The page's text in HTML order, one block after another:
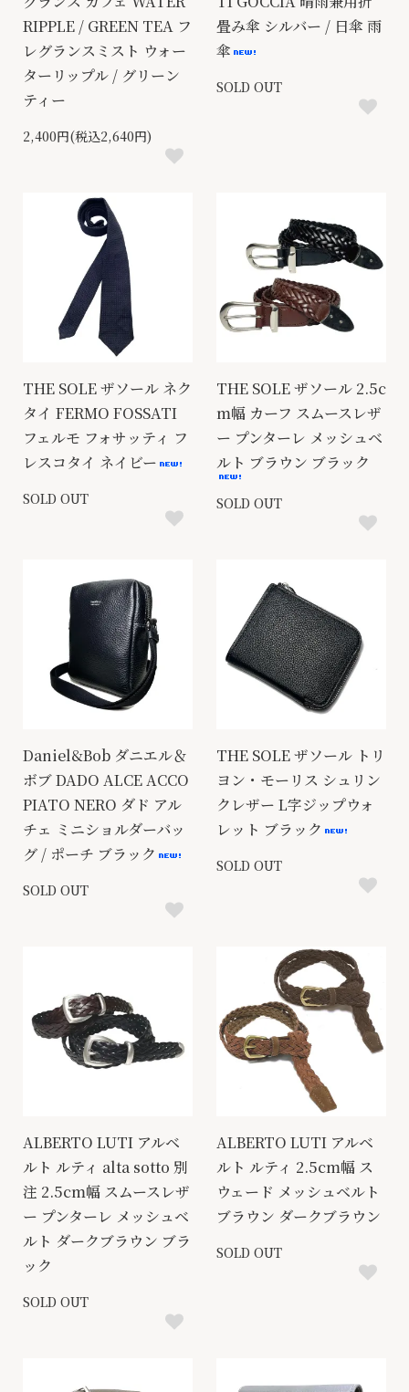
RIPPLE / GREEN TEA フ
レグランスミスト ウォー
ターリップル / グリーン
ティー
2,400円(税込2,640円)
畳み傘 シルバー / 日傘 雨
傘
SOLD OUT
THE SOLE ザソール ネク
タイ FERMO FOSSATI
フェルモ フォサッティ フ
レスコタイ ネイビー
SOLD OUT
THE SOLE ザソール 2.5c
m幅 カーフ スムースレザ
ー プンターレ メッシュベ
ルト ブラウン ブラック
SOLD OUT
Daniel&Bob ダニエル＆
ボブ DADO ALCE ACCO
PIATO NERO ダド アル
チェ ミニショルダーバッ
グ / ポーチ ブラック
SOLD OUT
THE SOLE ザソール トリ
ヨン・モーリス シュリン
クレザー L字ジップウォ
レット ブラック
SOLD OUT
ALBERTO LUTI アルベ
ルト ルティ alta sotto 別
注 2.5cm幅 スムースレザ
ー プンターレ メッシュベ
ルト ダークブラウン ブラ
ック
SOLD OUT
ALBERTO LUTI アルベ
ルト ルティ 2.5cm幅 ス
ウェード メッシュベルト
ブラウン ダークブラウン
SOLD OUT